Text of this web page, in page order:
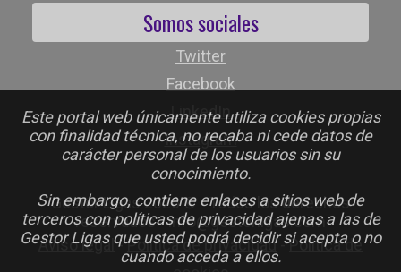
Este portal web únicamente utiliza cookies propias
con finalidad técnica, no recaba ni cede datos de
carácter personal de los usuarios sin su
conocimiento.
Sin embargo, contiene enlaces a sitios web de
terceros con políticas de privacidad ajenas a las de
Gestor Ligas que usted podrá decidir si acepta o no
cuando acceda a ellos.
Somos sociales
Twitter
Facebook
LinkedIn
Instagram
Gestor Ligas 2026 © - Todos los derechos
reservados - info@gestorligas.com
Aviso legal-Política de privacidad-Política de